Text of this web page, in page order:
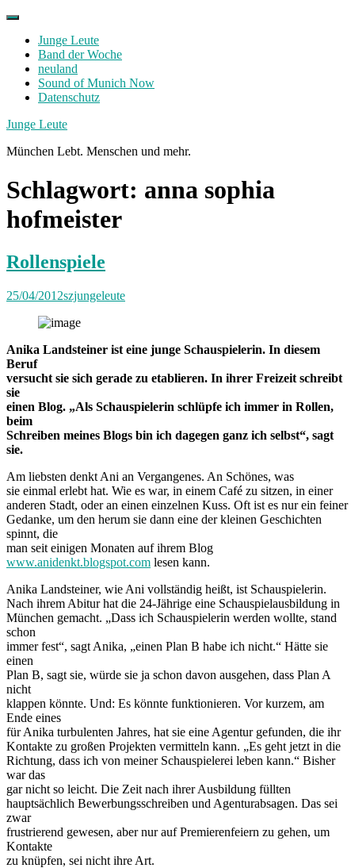
Skip
contentJunge Leute
Band der Woche
neuland
Sound of Munich Now
Datenschutz
Facebook
Twitter
Instagram
Junge Leute
München Lebt. Menschen und mehr.
Schlagwort: anna sophia
hofmeister
Rollenspiele
25/04/2012szjungeleute
Anika Landsteiner ist eine junge Schauspielerin. In diesem
Beruf
versucht sie sich gerade zu etablieren. In ihrer Freizeit schreibt
sie
einen Blog. „Als Schauspielerin schlüpfe ich immer in Rollen,
beim
Schreiben meines Blogs bin ich dagegen ganz ich selbst“, sagt
sie.
Am liebsten denkt Ani an Vergangenes. An Schönes, was
sie einmal erlebt hat. Wie es war, in einem Café zu sitzen, in einer
anderen Stadt, oder an einen einzelnen Kuss. Oft ist es nur ein feiner
Gedanke, um den herum sie dann eine der kleinen Geschichten
spinnt, die
man seit einigen Monaten auf ihrem Blog
www.anidenkt.blogspot.com lesen kann.
Anika Landsteiner, wie Ani vollständig heißt, ist Schauspielerin.
Nach ihrem Abitur hat die 24-Jährige eine Schauspielausbildung in
München gemacht. „Dass ich Schauspielerin werden wollte, stand
schon
immer fest“, sagt Anika, „einen Plan B habe ich nicht.“ Hätte sie
einen
Plan B, sagt sie, würde sie ja schon davon ausgehen, dass Plan A
nicht
klappen könnte. Und: Es könnte funktionieren. Vor kurzem, am
Ende eines
für Anika turbulenten Jahres, hat sie eine Agentur gefunden, die ihr
Kontakte zu großen Projekten vermitteln kann. „Es geht jetzt in die
Richtung, dass ich von meiner Schauspielerei leben kann.“ Bisher
war das
gar nicht so leicht. Die Zeit nach ihrer Ausbildung füllten
hauptsächlich Bewerbungsschreiben und Agenturabsagen. Das sei
zwar
frustrierend gewesen, aber nur auf Premierenfeiern zu gehen, um
Kontakte
zu knüpfen, sei nicht ihre Art.